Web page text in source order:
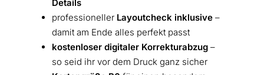
Details
professioneller Layoutcheck inklusive–
damit am Ende alles perfekt passt
kostenloser digitaler Korrekturabzug–
so seid ihr vor dem Druck ganz sicher